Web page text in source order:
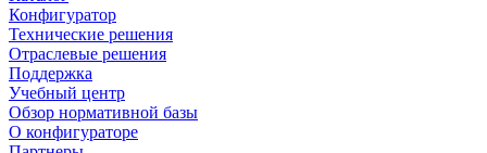
Конфигуратор
Технические решения
Отраслевые решения
Поддержка
Учебный центр
Обзор нормативной базы
О конфигураторе